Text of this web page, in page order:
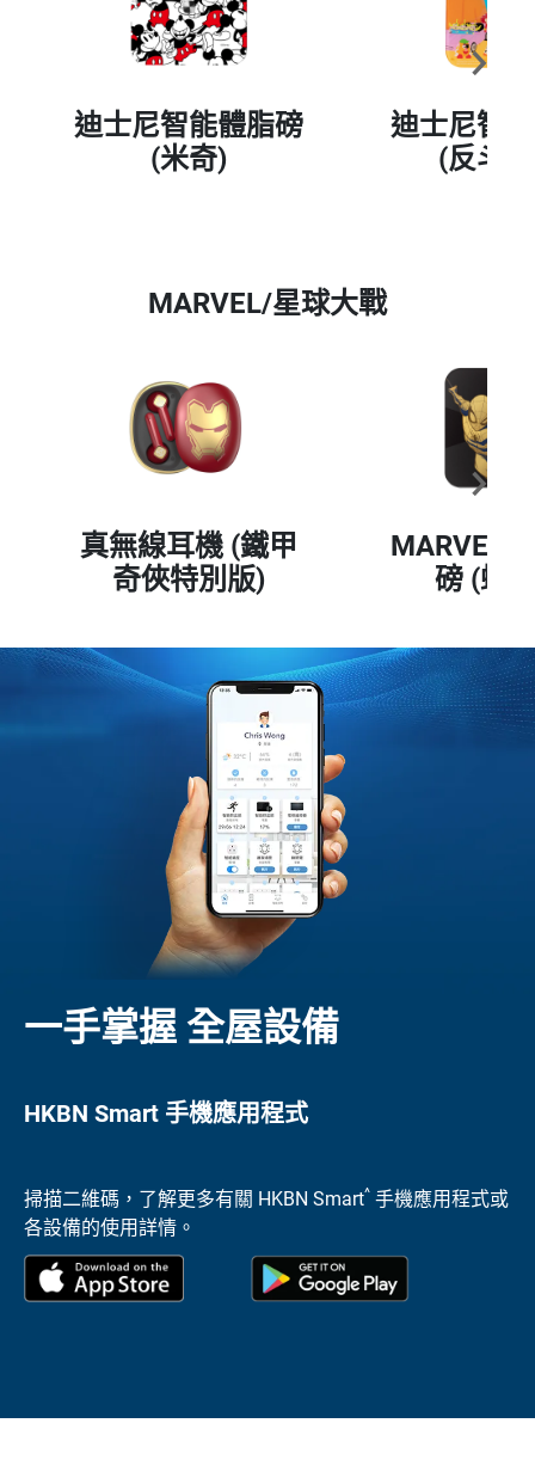
迪士尼智能體脂磅
(米奇)
迪士尼智
(反斗
MARVEL/星球大戰
真無線耳機 (鐵甲
奇俠特別版)
MARVEL
磅 (蜘
一手掌握 全屋設備
HKBN Smart 手機應用程式
掃描二維碼，了解更多有關 HKBN Smart^ 手機應用程式或
各設備的使用詳情。